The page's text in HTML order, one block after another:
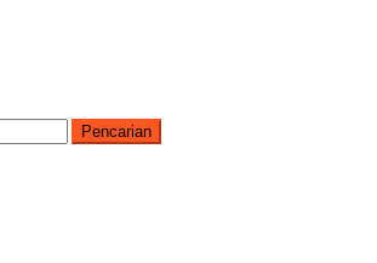
Pencarian